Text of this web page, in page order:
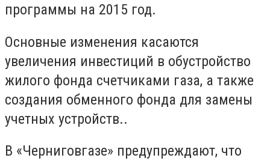
программы на 2015 год.
Основные изменения касаются
увеличения инвестиций в обустройство
жилого фонда счетчиками газа, а также
создания обменного фонда для замены
учетных устройств..
В «Черниговгазе» предупреждают, что